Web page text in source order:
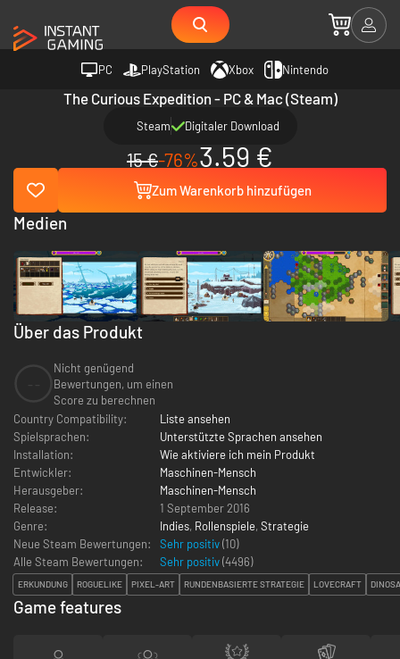
PC PlayStation Xbox Nintendo
The Curious Expedition - PC & Mac (Steam)
Steam Digitaler Download
15 €-76%3.59 €
Zum Warenkorb hinzufügen
Über das Produkt
Nicht genügend
Bewertungen, um einen
Score zu berechnen
Country Compatibility:
Liste ansehen
Spielsprachen:
Unterstützte Sprachen ansehen
Installation:
Wie aktiviere ich mein Produkt
Entwickler:
Maschinen-Mensch
Herausgeber:
Maschinen-Mensch
Release:
1 September 2016
Genre:
Indies, Rollenspiele, Strategie
Neue Steam Bewertungen:
Sehr positiv(10)
Alle Steam Bewertungen:
Sehr positiv(4496)
ERKUNDUNG ROGUELIKE PIXEL-ART RUNDENBASIERTE STRATEGIE LOVECRAFT
Medien
Game features